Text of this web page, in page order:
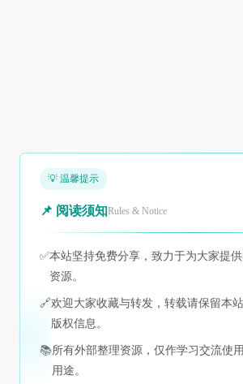
💡 温馨提示
📌 阅读须知Rules & Notice
✅本站坚持免费分享，致力于为大家提
资源。
🔗欢迎大家收藏与转发，转载请保留本
版权信息。
📚所有外部整理资源，仅作学习交流使
用途。